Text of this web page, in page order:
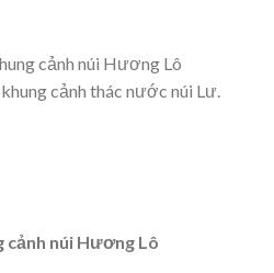
cảnh núi Hương Lô
cảnh thác nước núi Lư.
cảnh núi Hương Lô